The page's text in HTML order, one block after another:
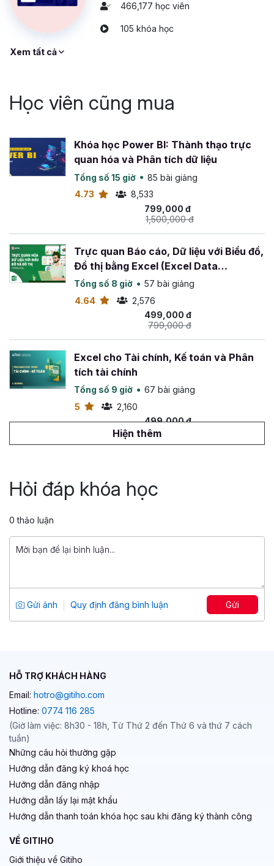
466,177 học viên
105 khóa học
Xem tất cả
Học viên cũng mua
Khóa học Power BI: Thành thạo trực
quan hóa và Phân tích dữ liệu
Tổng số 15 giờ
85 bài giảng
4.73
8,533
799,000 đ
1,500,000 đ
Trực quan Báo cáo, Dữ liệu với Biểu đồ,
Đồ thị bằng Excel (Excel Data
Visualization)
Tổng số 8 giờ
57 bài giảng
4.64
2,576
499,000 đ
799,000 đ
Excel cho Tài chính, Kế toán và Phân
tích tài chính
Tổng số 9 giờ
67 bài giảng
5
2,160
499,000 đ
899,000 đ
Tổng số 8 giờ
54 bài giảng
1,500,000 đ
Tổng số 6 giờ 45 bài giảng
4.9
1,263
Hiện thêm
Hỏi đáp khóa học
0 thảo luận
Gửi ảnh Quy định đăng bình luận Gửi
HỖ TRỢ KHÁCH HÀNG
Email: hotro@gitiho.com
Hotline: 0774 116 285
(Giờ làm việc: 8h30 - 18h, Từ Thứ 2 đến Thứ 6 và thứ 7 cách
tuần)
Những câu hỏi thường gặp
Hướng dẫn đăng ký khoá học
Hướng dẫn đăng nhập
Hướng dẫn lấy lại mật khẩu
Hướng dẫn thanh toán khóa học sau khi đăng ký thành công
VỀ GITIHO
Giới thiệu về Gitiho